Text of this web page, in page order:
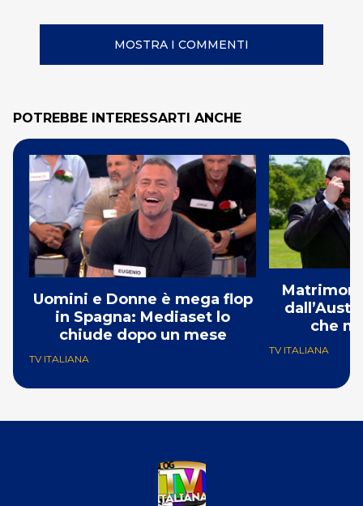
MOSTRA I COMMENTI
POTREBBE INTERESSARTI ANCHE
Uomini e Donne è mega flop
in Spagna: Mediaset lo
chiude dopo un mese
TV ITALIANA
che
TV ITALIANA